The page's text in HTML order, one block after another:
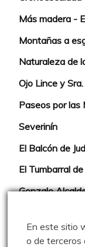
Más madera -
Montañas a
Naturaleza de
Ojo Lince y Sra.
Paseos por las
Severinín
El Balcón de
El Tumbarral
Gonzalo
Montaña en
En este sitio
o de terceros